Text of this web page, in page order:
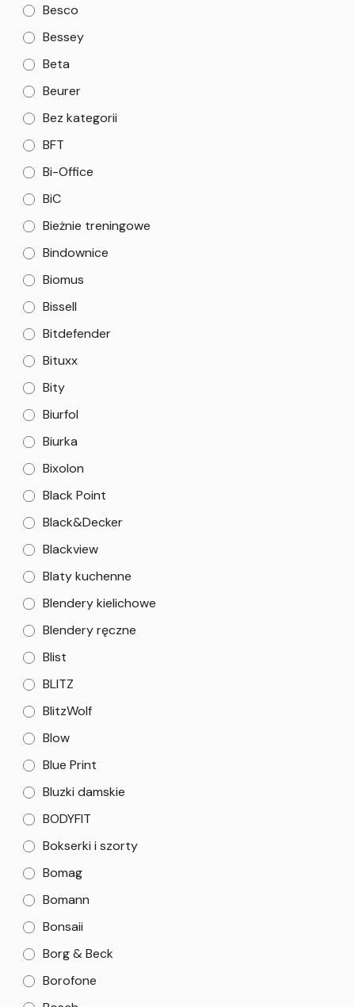
Besco
Bessey
Beta
Beurer
Bez kategorii
BFT
Bi-Office
BiC
Bieżnie treningowe
Bindownice
Biomus
Bissell
Bitdefender
Bituxx
Bity
Biurfol
Biurka
Bixolon
Black Point
Black&Decker
Blackview
Blaty kuchenne
Blendery kielichowe
Blendery ręczne
Blist
BLITZ
BlitzWolf
Blow
Blue Print
Bluzki damskie
BODYFIT
Bokserki i szorty
Bomag
Bomann
Bonsaii
Borg & Beck
Borofone